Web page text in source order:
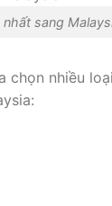
sang
nhiều